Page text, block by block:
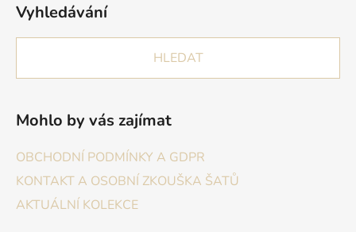
Vyhledávání
HLEDAT
Mohlo by vás zajímat
OBCHODNÍ PODMÍNKY A GDPR
KONTAKT A OSOBNÍ ZKOUŠKA ŠATŮ
AKTUÁLNÍ KOLEKCE